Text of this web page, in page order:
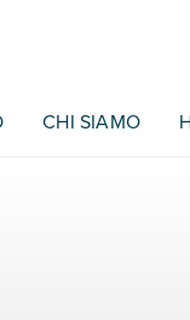
CHI SIAMO